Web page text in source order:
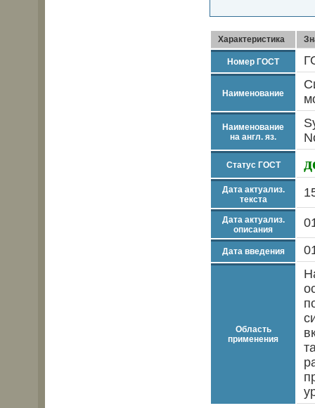
Характеристика
Номер ГОСТ
Наименование
Наименование
на англ. яз.
Статус ГОСТ
Дата актуализ.
текста
Дата актуализ.
описания
Дата введения
Область
применения